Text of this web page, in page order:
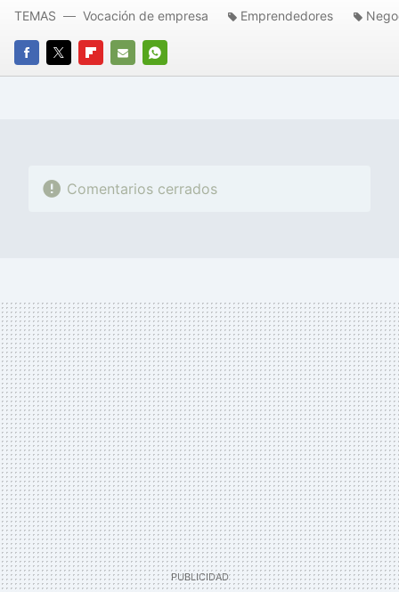
FACEBOOK
TWITTERFLIPBOARD
E-
WHATSAPP
TEMAS Vocación de empresa Emprendedores
Comentarios cerrados